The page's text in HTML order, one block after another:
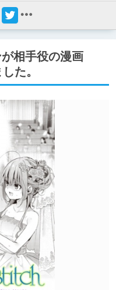
相手役の漫画
た。